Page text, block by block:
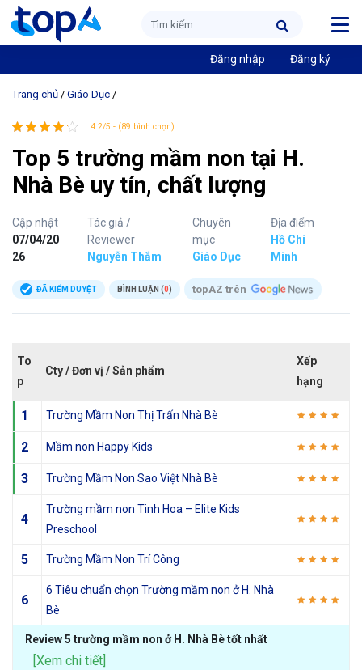
Đăng nhập Đăng ký
Trang chủ / Giáo Dục /
4.2/5 - (89 bình chọn)
Top 5 trường mầm non tại H.
Nhà Bè uy tín, chất lượng
Cập nhật
07/04/20
26
Tác giả /
Reviewer
Nguyễn Thắm
Chuyên
mục
Giáo Dục
Địa điểm
Hồ Chí
Minh
ĐÃ KIỂM DUYỆT BÌNH LUẬN (0) topAZ trên
To
p
Cty / Đơn vị / Sản phẩm
Xếp
hạng
1 Trường Mầm Non Thị Trấn Nhà Bè
2 Mầm non Happy Kids
3 Trường Mầm Non Sao Việt Nhà Bè
4
Trường mầm non Tinh Hoa – Elite Kids
Preschool
5 Trường Mầm Non Trí Công
6
6 Tiêu chuẩn chọn Trường mầm non ở H. Nhà
Bè
Review 5 trường mầm non ở H. Nhà Bè tốt nhất
[Xem chi tiết]